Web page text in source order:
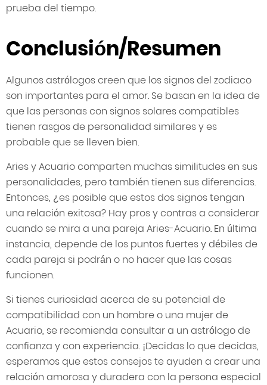
prueba del tiempo.
Conclusión/Resumen
Algunos astrólogos creen que los signos del zodiaco
son importantes para el amor. Se basan en la idea de
que las personas con signos solares compatibles
tienen rasgos de personalidad similares y es
probable que se lleven bien.
Aries y Acuario comparten muchas similitudes en sus
personalidades, pero también tienen sus diferencias.
Entonces, ¿es posible que estos dos signos tengan
una relación exitosa? Hay pros y contras a considerar
cuando se mira a una pareja Aries-Acuario. En última
instancia, depende de los puntos fuertes y débiles de
cada pareja si podrán o no hacer que las cosas
funcionen.
Si tienes curiosidad acerca de su potencial de
compatibilidad con un hombre o una mujer de
Acuario, se recomienda consultar a un astrólogo de
confianza y con experiencia. ¡Decidas lo que decidas,
esperamos que estos consejos te ayuden a crear una
relación amorosa y duradera con la persona especial